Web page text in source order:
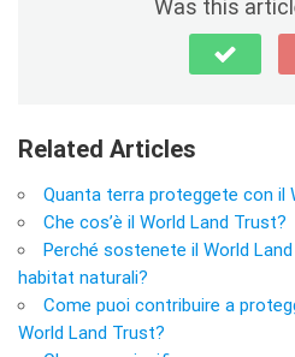
Was this
Related Articles
Quanta terra proteggete con il
Che cos’è il World Land Trust?
Perché sostenete il World
habitat naturali?
Come puoi contribuire a
World Land Trust?